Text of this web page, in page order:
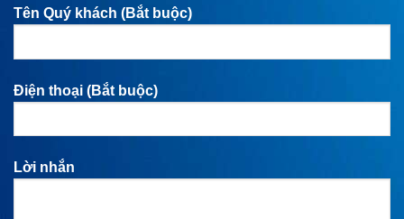
Tên Quý khách (Bắt buộc)
Điện thoại (Bắt buộc)
Lời nhắn